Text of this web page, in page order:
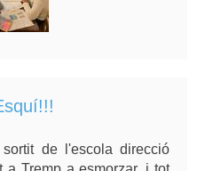
de l'escola direcció